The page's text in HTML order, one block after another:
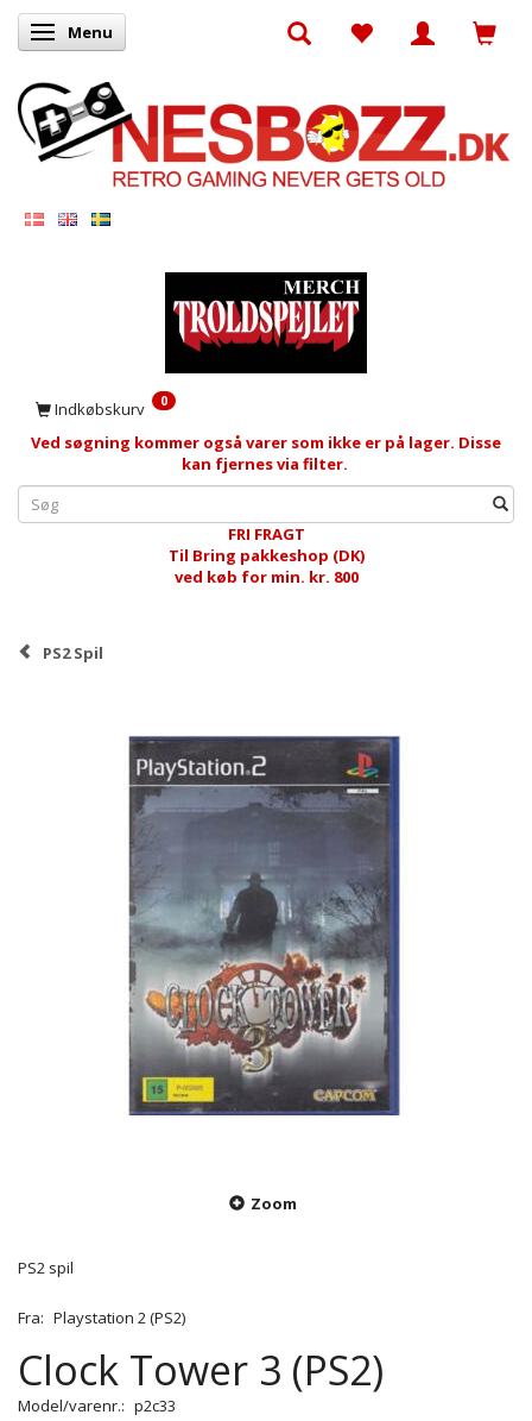
Skifte navigation
Menu
Indkøbskurv 0
Ved søgning kommer også varer som ikke er på lager. Disse
kan fjernes via filter.
FRI FRAGT
Til Bring pakkeshop (DK)
ved køb for min. kr. 800
PS2 Spil
Zoom
PS2 spil
Fra: Playstation 2 (PS2)
Clock Tower 3 (PS2)
Model/varenr.: p2c33